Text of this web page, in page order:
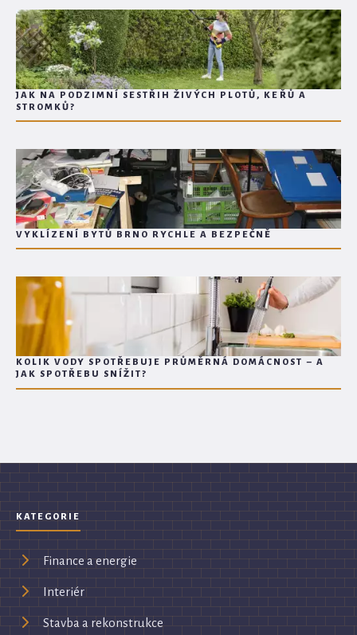
JAK NA PODZIMNÍ SESTŘIH ŽIVÝCH PLOTŮ, KEŘŮ A
STROMKŮ?
VYKLÍZENÍ BYTŮ BRNO RYCHLE A BEZPEČNĚ
KOLIK VODY SPOTŘEBUJE PRŮMĚRNÁ DOMÁCNOST – A
JAK SPOTŘEBU SNÍŽIT?
KATEGORIE
Finance a energie
Interiér
Stavba a rekonstrukce